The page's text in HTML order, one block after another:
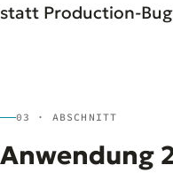
statt Production-
03 · ABSCHNITT
Anwendung